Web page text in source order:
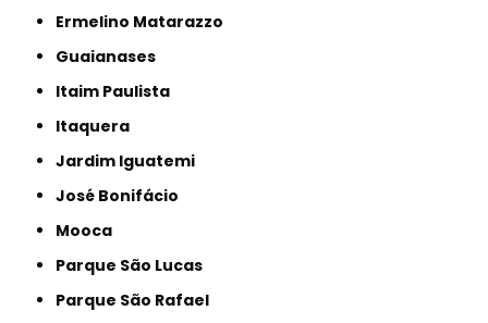
Ermelino Matarazzo
Guaianases
Itaim Paulista
Itaquera
Jardim Iguatemi
José Bonifácio
Mooca
Parque São Lucas
Parque São Rafael